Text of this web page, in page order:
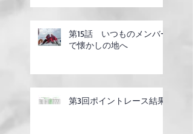
第15話 いつものメンバー
で懐かしの地へ
第3回ポイントレース結果